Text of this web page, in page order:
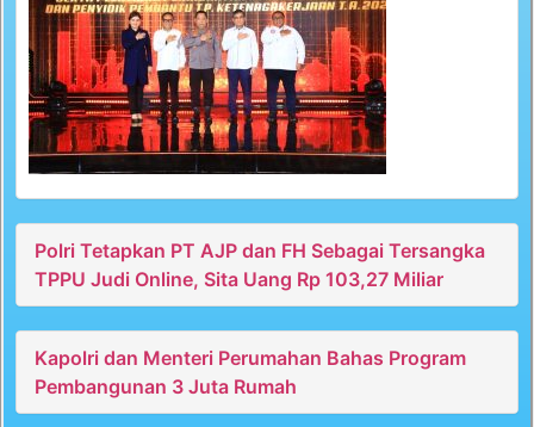
Polri Tetapkan PT AJP dan FH Sebagai Tersangka
TPPU Judi Online, Sita Uang Rp 103,27 Miliar
Kapolri dan Menteri Perumahan Bahas Program
Pembangunan 3 Juta Rumah